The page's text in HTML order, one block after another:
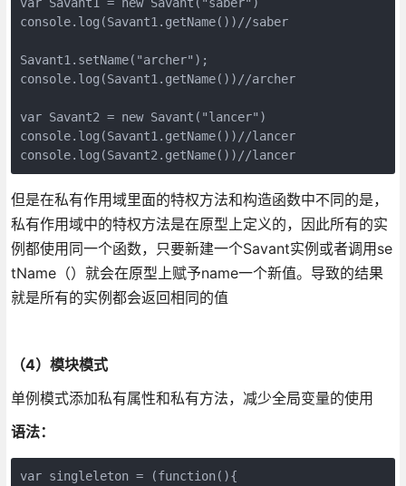
console.log(Savant1.getName())//saber
Savant1.setName("archer");
console.log(Savant1.getName())//archer
var Savant2 = new Savant("lancer")
console.log(Savant1.getName())//lancer
console.log(Savant2.getName())//lancer
但是在私有作用域里面的特权方法和构造函数中不同的是，
私有作用域中的特权方法是在原型上定义的，因此所有的实
例都使用同一个函数，只要新建一个Savant实例或者调用se
tName（）就会在原型上赋予name一个新值。导致的结果
就是所有的实例都会返回相同的值
（4）模块模式
单例模式添加私有属性和私有方法，减少全局变量的使用
语法：
var singleleton = (function(){